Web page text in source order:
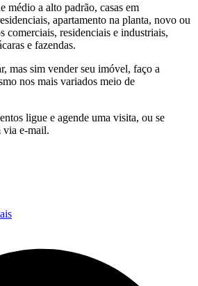
médio a alto padrão, casas em
apartamento na planta, novo ou
comerciais, residenciais e industriais,
e fazendas.
mas sim vender seu imóvel, faço a
nos mais variados meio de
ligue e agende uma visita, ou se
via e-mail.